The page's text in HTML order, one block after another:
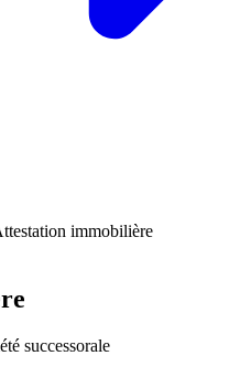
immobilière
successorale